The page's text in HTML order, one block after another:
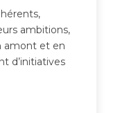
ambitions,
amont et en
d’initiatives